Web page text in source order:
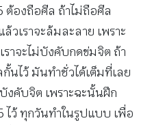
ต้องถือศีล ถ้าไม่ถือศีล
วเราจะล้มละลาย เพราะ
าจะไม่บังคับกดข่มจิต ถ้า
นไว้ มันทำชั่วได้เต็มที่เลย
งคับจิต เพราะฉะนั้นฝึก
ไว้ ทุกวันทำในรูปแบบ เพื่อ